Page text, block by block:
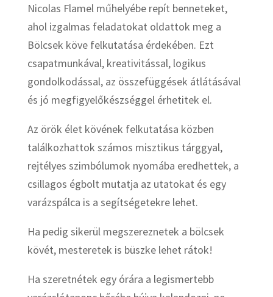
Nicolas Flamel műhelyébe repít benneteket,
ahol izgalmas feladatokat oldattok meg a
Bölcsek köve felkutatása érdekében. Ezt
csapatmunkával, kreativitással, logikus
gondolkodással, az összefüggések átlátásával
és jó megfigyelőkészséggel érhetitek el.
Az örök élet kövének felkutatása közben
találkozhattok számos misztikus tárggyal,
rejtélyes szimbólumok nyomába eredhettek, a
csillagos égbolt mutatja az utatokat és egy
varázspálca is a segítségetekre lehet.
Ha pedig sikerül megszereznetek a bölcsek
kövét, mesteretek is büszke lehet rátok!
Ha szeretnétek egy órára a legismertebb